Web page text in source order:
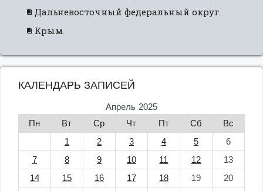
Дальневосточный федеральный округ.
Крым.
КАЛЕНДАРЬ ЗАПИСЕЙ
Апрель 2025
Пн
Вт Ср Чт Пт Сб
Вс
1
2 3 4 5
6
7
8 9 10 11 12
13
14
15 16 17 18 19
20